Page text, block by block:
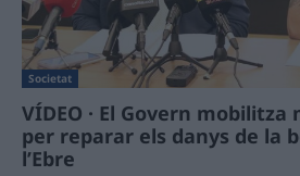
Societat
VÍDEO · El Govern mobilitza
per reparar els danys de la
l’Ebre